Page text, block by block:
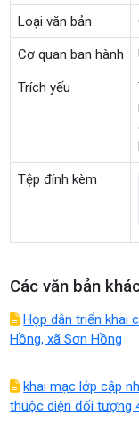
Loại văn bản
Cơ quan ban hành
Trích yếu
Tệp đính kèm
Các văn bản
Họp dân triển khai
Hồng, xã Sơn Hồng
khai mạc lớp cập
thuộc diện đối tượng